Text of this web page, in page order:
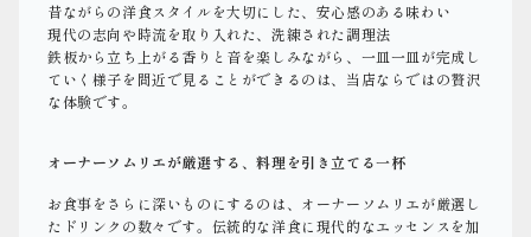
昔ながらの洋食スタイルを大切にした、安心感のある味わい
現代の志向や時流を取り入れた、洗練された調理法
鉄板から立ち上がる香りと音を楽しみながら、一皿一皿が完成し
ていく様子を間近で見ることができるのは、当店ならではの贅沢
な体験です。
オーナーソムリエが厳選する、料理を引き立てる一杯
お食事をさらに深いものにするのは、オーナーソムリエが厳選し
たドリンクの数々です。伝統的な洋食に現代的なエッセンスを加